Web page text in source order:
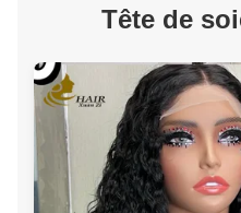
Tête de